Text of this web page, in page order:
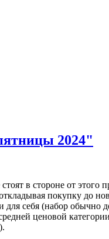
2024"
в стороне от
покупку до
себя (набор обычно
ценовой